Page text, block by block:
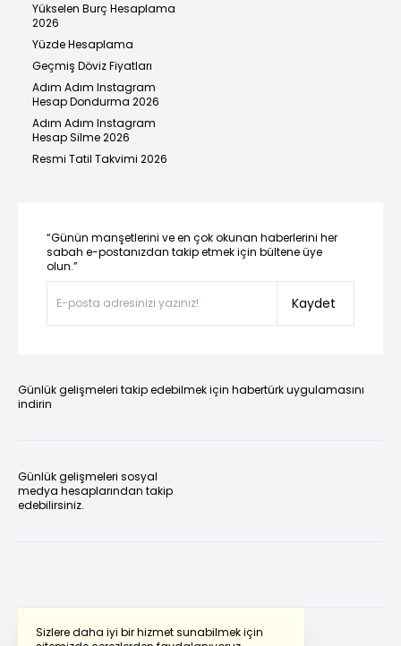
Sizlere daha iyi bir hizmet sunabilmek için
Yükselen Burç Hesaplama
2026
Yüzde Hesaplama
Geçmiş Döviz Fiyatları
Adım Adım Instagram
Hesap Dondurma 2026
Adım Adım Instagram
Hesap Silme 2026
Resmi Tatil Takvimi 2026
“Günün manşetlerini ve en çok okunan haberlerini her
sabah e-postanızdan takip etmek için bültene üye
olun.”
Kaydet
Günlük gelişmeleri takip edebilmek için habertürk uygulamasını
indirin
Günlük gelişmeleri sosyal
medya hesaplarından takip
edebilirsiniz.